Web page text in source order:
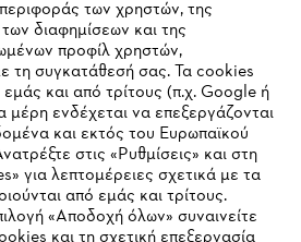
των χρηστών, της
διαφημίσεων και της
προφίλ χρηστών,
τη συγκατάθεσή σας. Τα cookies
και από τρίτους (π.χ. Google ή
μέρη ενδέχεται να επεξεργάζονται
και εκτός του Ευρωπαϊκού
στις «Ρυθμίσεις» και στη
για λεπτομέρειες σχετικά με τα
από εμάς και τρίτους.
«Αποδοχή όλων» συναινείτε